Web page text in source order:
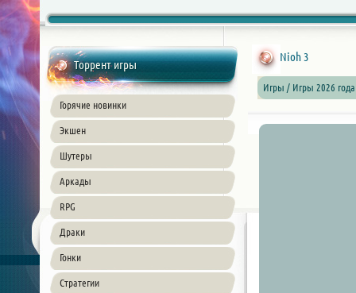
DLC] (2024)
Торрент игры
Горячие новинки
Экшен
Шутеры
Аркады
RPG
Драки
Гонки
Стратегии
Nioh 3
Игры / Игры 2026